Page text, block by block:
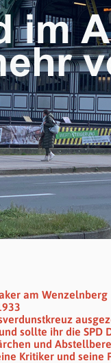
am Wenzelnberg
sollte ihr die SPD
und
Kritiker und seine